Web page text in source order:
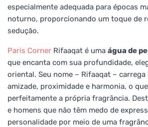
especialmente adequada para épocas
noturno, proporcionando um toque de
sedução.
Paris Corner Rifaaqat é uma água de
que encanta com sua profundidade,
oriental. Seu nome – Rifaaqat –
amizade, proximidade e harmonia, o
perfeitamente a própria fragrância.
e homens que não têm medo de
personalidade por meio de uma